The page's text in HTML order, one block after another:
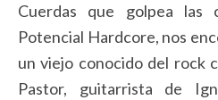
Cuerdas que golpea las
Potencial Hardcore, nos
un viejo conocido del rock
Pastor, guitarrista de